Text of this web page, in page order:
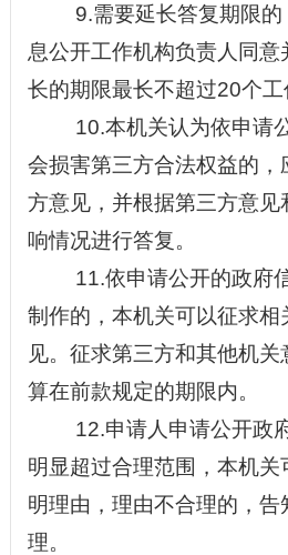
9.需要延长答复期限
息公开工作机构负责人同意
长的期限最长不超过20个工
10.本机关认为依申请
会损害第三方合法权益的，
方意见，并根据第三方意见
响情况进行答复。
11.依申请公开的政府
制作的，本机关可以征求相
见。征求第三方和其他机
算在前款规定的期限内。
12.申请人申请公开政
明显超过合理范围，本机
明理由，理由不合理的，告
理。